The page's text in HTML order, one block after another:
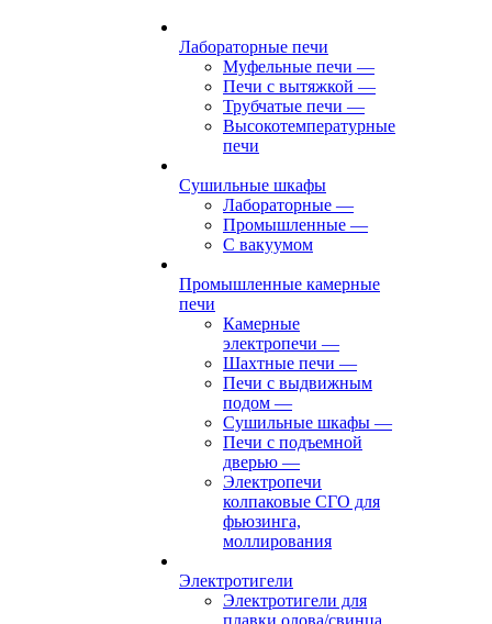
Лабораторные печи
Муфельные печи —
Печи с вытяжкой —
Трубчатые печи —
Высокотемпературные
печи
Сушильные шкафы
Лабораторные —
Промышленные —
С вакуумом
Промышленные камерные
печи
Камерные
электропечи —
Шахтные печи —
Печи с выдвижным
подом —
Сушильные шкафы —
Печи с подъемной
дверью —
Электропечи
колпаковые СГО для
фьюзинга,
моллирования
Электротигели
Электротигели для
плавки олова/свинца